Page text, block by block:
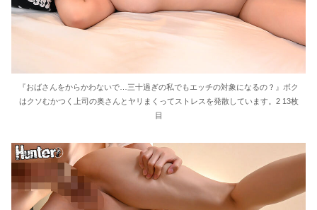
『おばさんをからかわないで…三十過ぎの私でもエッチの対象になるの？』ボク
はクソむかつく上司の奥さんとヤリまくってストレスを発散しています。2 13枚
目